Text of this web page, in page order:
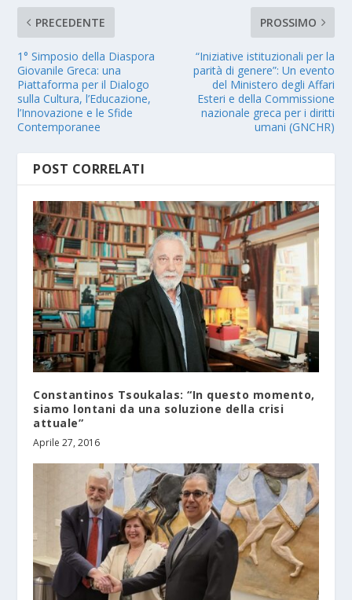
PRECEDENTE
1° Simposio della Diaspora
Giovanile Greca: una
Piattaforma per il Dialogo
sulla Cultura, l’Educazione,
l’Innovazione e le Sfide
Contemporanee
PROSSIMO
“Iniziative istituzionali per la
parità di genere”: Un evento
del Ministero degli Affari
Esteri e della Commissione
nazionale greca per i diritti
umani (GNCHR)
POST CORRELATI
Constantinos Tsoukalas: “In questo momento,
siamo lontani da una soluzione della crisi
attuale”
Aprile 27, 2016